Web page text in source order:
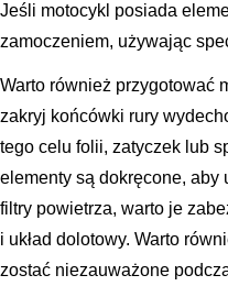
Jeśli motocykl posiada
zamoczeniem, używając
Warto również przygotować
zakryj końcówki rury
tego celu folii, zatyczek lub
elementy są dokręcone,
filtry powietrza, warto je
i układ dolotowy. Warto
zostać niezauważone